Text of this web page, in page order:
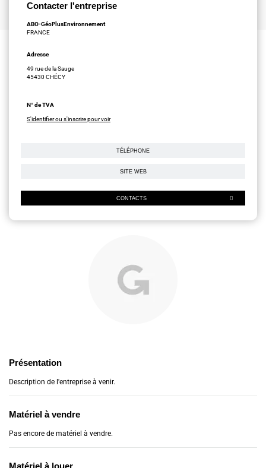
Contacter l'entreprise
ABO-GéoPlusEnvironnement
FRANCE
Adresse
49 rue de la Sauge
45430 CHÉCY
N° de TVA
S'identifier ou s'inscrire pour voir
TÉLÉPHONE
SITE WEB
CONTACTS
Présentation
Description de l'entreprise à venir.
Matériel à vendre
Pas encore de matériel à vendre.
Matériel à louer